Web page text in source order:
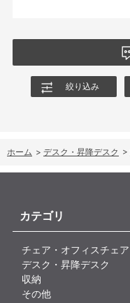
絞り込み
ホーム > デスク・昇降デスク >
カテゴリ
チェア・オフィスチェア
デスク・昇降デスク
収納
その他